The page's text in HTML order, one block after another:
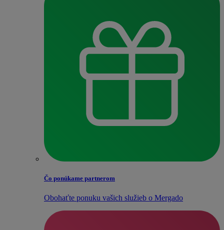
Čo ponúkame partnerom
Obohaťte ponuku vašich služieb o Mergado